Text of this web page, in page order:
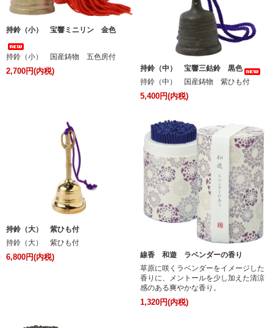
持鈴（小） 宝響ミニリン 金色
持鈴（小） 国産鋳物 五色房付
2,700円(内税)
持鈴（中） 宝響三鈷鈴 黒色
持鈴（中） 国産鋳物 紫ひも付
5,400円(内税)
持鈴（大） 紫ひも付
持鈴（大） 紫ひも付
6,800円(内税)
線香 和遊 ラベンダーの香り
草原に咲くラベンダーをイメージした
香りに、メントールを少し加えた清涼
感のある爽やかな香り。
1,320円(内税)